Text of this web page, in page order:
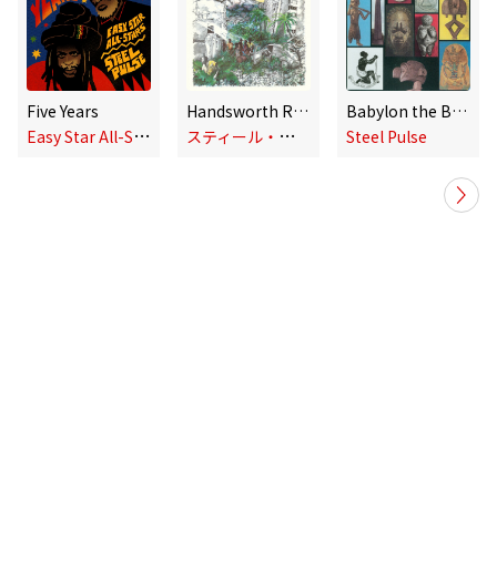
Five Years
E
asy Star All-Stars & Steel Pulse
Handsworth Revolution (Deluxe Edition)
ス
ティール・パルス
Babylon the Bandit
Steel Pulse